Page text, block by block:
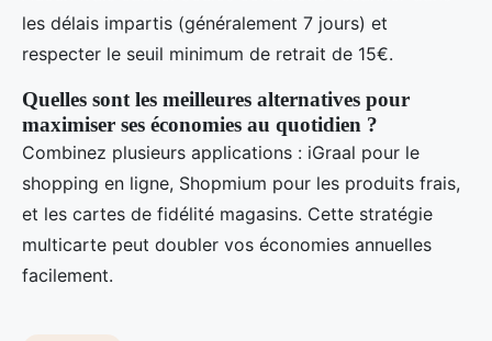
les délais impartis (généralement 7 jours) et
respecter le seuil minimum de retrait de 15€.
Quelles sont les meilleures alternatives pour
maximiser ses économies au quotidien ?
Combinez plusieurs applications : iGraal pour le
shopping en ligne, Shopmium pour les produits frais,
et les cartes de fidélité magasins. Cette stratégie
multicarte peut doubler vos économies annuelles
facilement.